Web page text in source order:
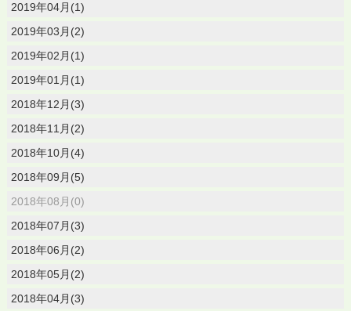
2019年04月(1)
2019年03月(2)
2019年02月(1)
2019年01月(1)
2018年12月(3)
2018年11月(2)
2018年10月(4)
2018年09月(5)
2018年08月(0)
2018年07月(3)
2018年06月(2)
2018年05月(2)
2018年04月(3)